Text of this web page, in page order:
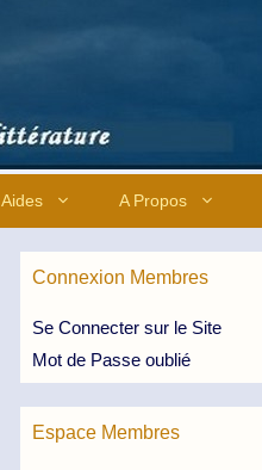
Aides A Propos
Connexion Membres
Se Connecter sur le Site
Mot de Passe oublié
Espace Membres